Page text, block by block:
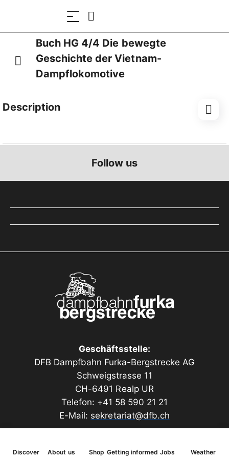
Discover About us Shop Getting informed Jobs Weather
Buch HG 4/4 Die bewegte
Geschichte der Vietnam-
Dampflokomotive
Description
Vietnam-Dampflokomotiven erscheint zum Abschluss
ein umfassendes Buch. Dieses gibt vertiefte und
fundierte Einblicke in die verschie- denen Stationen
Dalat – Thap-Cham im früheren Indochina, heute
Vietnam, und die Entwicklung des gemischten
Planung und Bau der Strecke Dalat – Thap-Cham
in Indochina
Entstehungsgeschichte des gemischten
Vorgeschichte, Bau und Lieferung des Loktyp HG
4/4
Impressionen vom Betrieb auf der Strecke nach
Rückholaktion «Back to Switzerland»
Planung und Umsetzung der Revision
Einweihung und Fahrplanbetrieb auf der Furka-
Follow us
Geschäftsstelle:
DFB Dampfbahn Furka-Bergstrecke AG
Schweigstrasse 11
CH-6491 Realp UR
Telefon: +41 58 590 21 21
E-Mail: sekretariat@dfb.ch